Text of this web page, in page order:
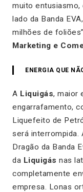
muito
lado da Banda
milhões de
Marketing e
ENERGIA QUE
A Liquigás, maior
engarrafamento,
Liquefeito de
será interrompida.
Dragão da Banda
da Liquigás nas
completamente
empresa. Lonas